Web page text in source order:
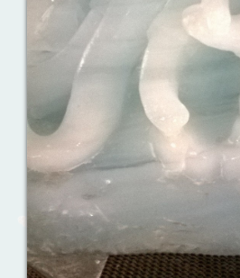
Ваш английский здесь!
Интерактивные
многое другое.
моих аудиоуроках.
Назови их!
Travelling: Destination — China